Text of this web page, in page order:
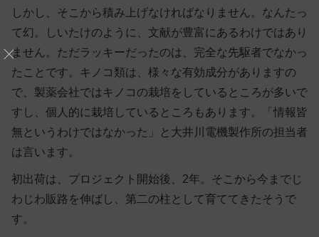
しかし、そこから積み上げなければなりません。なんたっ
て幻。しいたけのように、文献が豊富にあるわけではあり
ません。ただラッキーだったのは、完全な先駆者でなかっ
たことです。キノコ類は、様々な有効成分がありますの
で、製薬会社ではキノコの栽培をしているところが多いで
すし、個人的に栽培しているところもあります。「情報皆
無というわけではなかった」と大井川電機製作所の担当者
は言います。
初出荷は、プロジェクト開始後、2年。そこから今までじ
わじわ販路を伸ばし、第二の柱として育ててきたそうで
す。